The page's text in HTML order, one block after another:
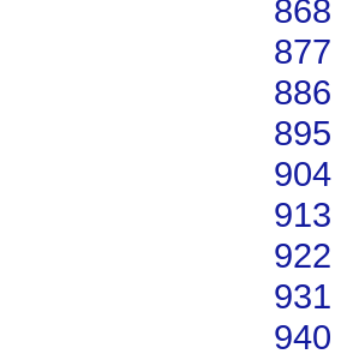
868
877
886
895
904
913
922
931
940